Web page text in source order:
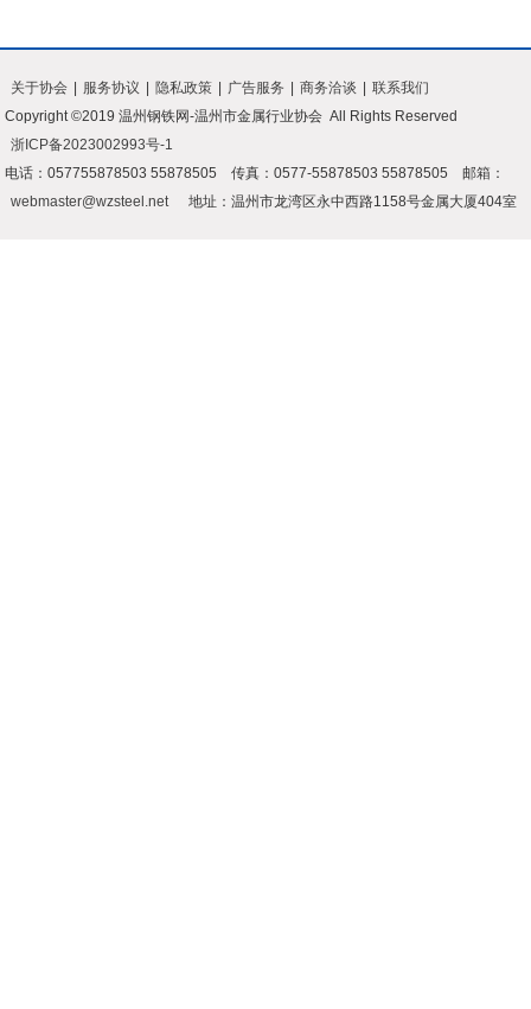
关于协会 服务协议 隐私政策 广告服务 商务洽谈
联系我们
Copyright ©2019 温州钢铁网-温州市金属行业协会 All Rights Reserved
浙ICP备2023002993号-1
电话：057755878503 55878505 传真：0577-55878503 55878505 邮箱：
webmaster@wzsteel.net
地址：温州市龙湾区永中西路1158号金属大厦404室